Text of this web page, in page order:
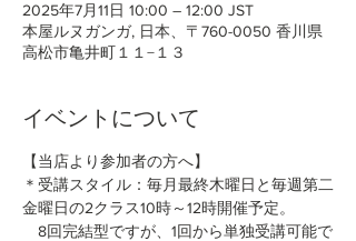
2025年7月11日 10:00 – 12:00 JST
本屋ルヌガンガ, 日本、〒760-0050 香川県
高松市亀井町１１−１３
イベントについて
【当店より参加者の方へ】
＊受講スタイル：毎月最終木曜日と毎週第二
金曜日の2クラス10時～12時開催予定。
8回完結型ですが、1回から単独受講可能で